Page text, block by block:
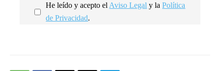
He leído y acepto el Aviso Legal y laPolítica
de Privacidad.